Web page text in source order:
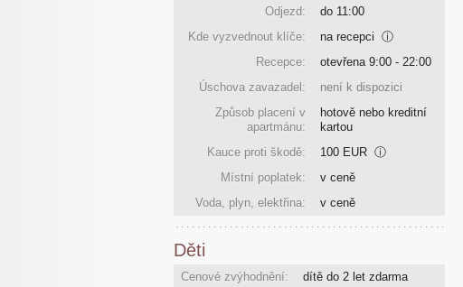
Odjezd:
do 11:00
Kde vyzvednout klíče:
na recepci ⓘ
Recepce:
otevřena 9:00 - 22:00
Úschova zavazadel:
není k dispozici
Způsob placení v
apartmánu:
hotově nebo kreditní
kartou
Kauce proti škodě:
100 EUR ⓘ
Místní poplatek:
v ceně
Voda, plyn, elektřina:
v ceně
Děti
Cenové zvýhodnění:
dítě do 2 let zdarma